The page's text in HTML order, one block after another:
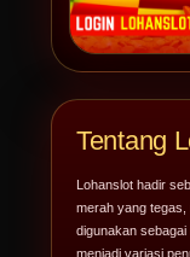
Tentang
Lohanslot hadir
merah yang tegas,
digunakan
menjadi variasi